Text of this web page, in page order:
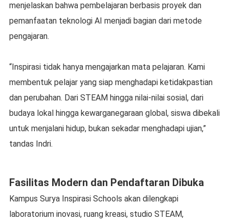
menjelaskan bahwa pembelajaran berbasis proyek dan
pemanfaatan teknologi AI menjadi bagian dari metode
pengajaran.
“Inspirasi tidak hanya mengajarkan mata pelajaran. Kami
membentuk pelajar yang siap menghadapi ketidakpastian
dan perubahan. Dari STEAM hingga nilai-nilai sosial, dari
budaya lokal hingga kewarganegaraan global, siswa dibekali
untuk menjalani hidup, bukan sekadar menghadapi ujian,”
tandas Indri.
Fasilitas Modern dan Pendaftaran Dibuka
Kampus Surya Inspirasi Schools akan dilengkapi
laboratorium inovasi, ruang kreasi, studio STEAM,